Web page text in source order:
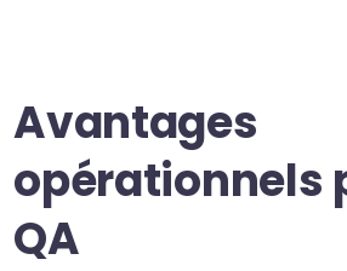
Avantages
opérationnels
QA